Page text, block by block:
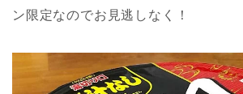
ン限定なのでお見逃しなく！